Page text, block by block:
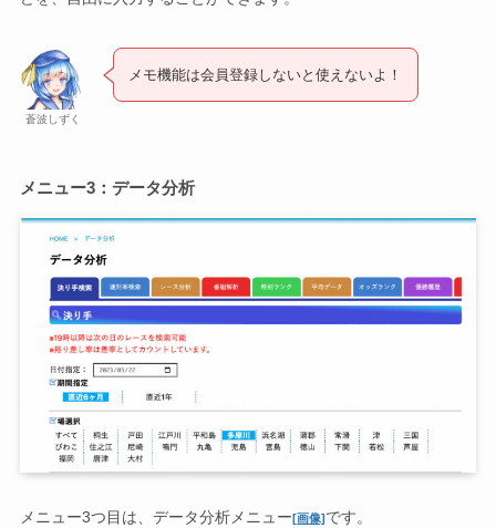
蒼波しずく
メモ機能は会員登録しないと使えないよ！
メニュー3：データ分析
メニュー3つ目は、データ分析メニュー[画像]です。